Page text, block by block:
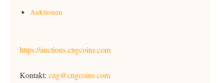
Auktionen
https://auctions.cngcoins.com
Kontakt: cng@cngcoins.com